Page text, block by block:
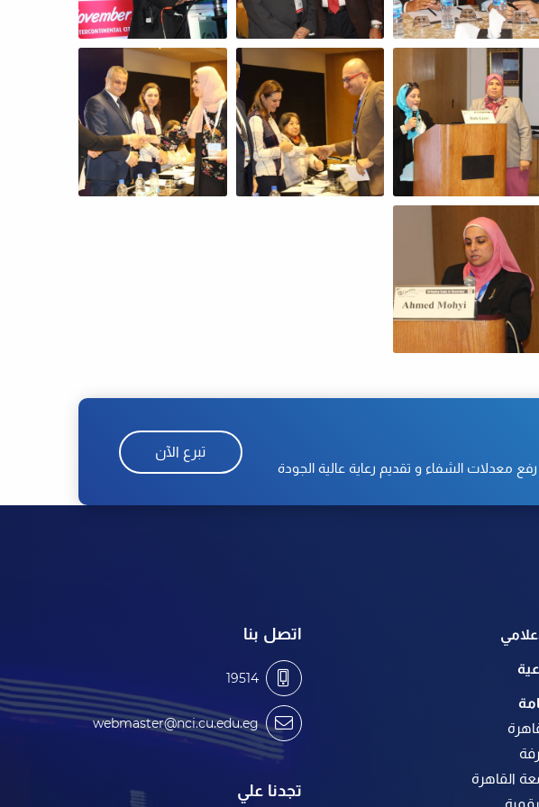
معدلات الشفاء و تقديم رعاية عالية الجودة
تبرع الآن
القاهرة
اتصل بنا
19514
webmaster@nci.cu.edu.eg
تجدنا علي